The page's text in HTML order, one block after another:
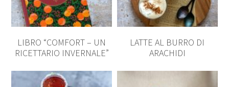
LIBRO “COMFORT – UN
RICETTARIO INVERNALE”
LATTE AL BURRO DI
ARACHIDI